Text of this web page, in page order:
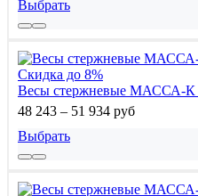
Выбрать
Скидка до 8%
Весы стержневые МАССА-К
48 243 – 51 934 руб
Выбрать